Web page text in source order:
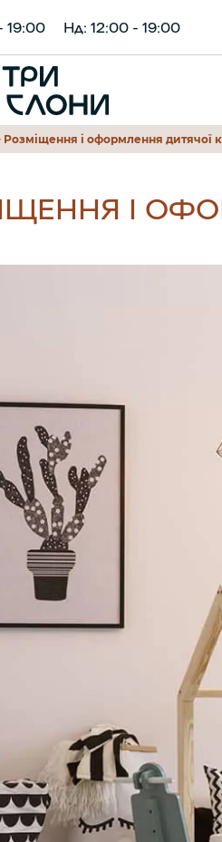
19:00 Нд: 12:00 - 19:00
Розміщення і оформлення дитячої
І